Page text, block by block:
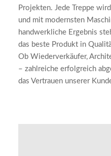
Projekten. Jede Treppe
und mit modernsten
handwerkliche Ergebnis
das beste Produkt in
Ob Wiederverkäufer,
– zahlreiche erfolgreich
das Vertrauen unserer